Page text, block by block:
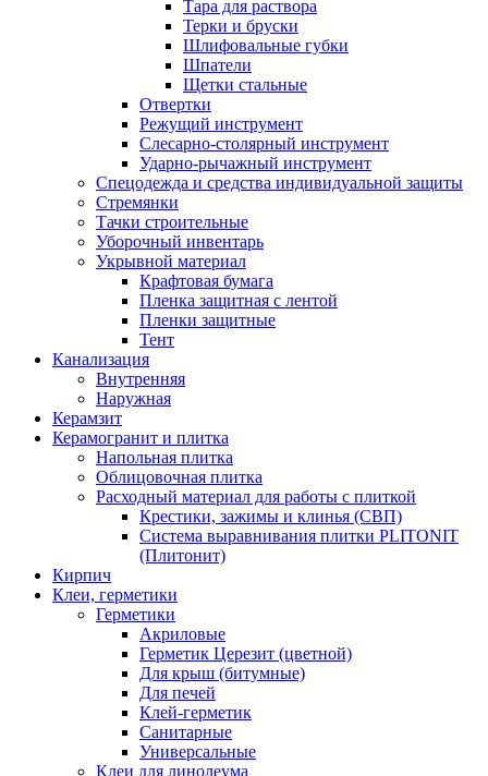
Тара для раствора
Терки и бруски
Шлифовальные губки
Шпатели
Щетки стальные
Отвертки
Режущий инструмент
Слесарно-столярный инструмент
Ударно-рычажный инструмент
Спецодежда и средства индивидуальной защиты
Стремянки
Тачки строительные
Уборочный инвентарь
Укрывной материал
Крафтовая бумага
Пленка защитная с лентой
Пленки защитные
Тент
Канализация
Внутренняя
Наружная
Керамзит
Керамогранит и плитка
Напольная плитка
Облицовочная плитка
Расходный материал для работы с плиткой
Крестики, зажимы и клинья (СВП)
Система выравнивания плитки PLITONIT
(Плитонит)
Кирпич
Клеи, герметики
Герметики
Акриловые
Герметик Церезит (цветной)
Для крыш (битумные)
Для печей
Клей-герметик
Санитарные
Универсальные
Клеи для линолеума